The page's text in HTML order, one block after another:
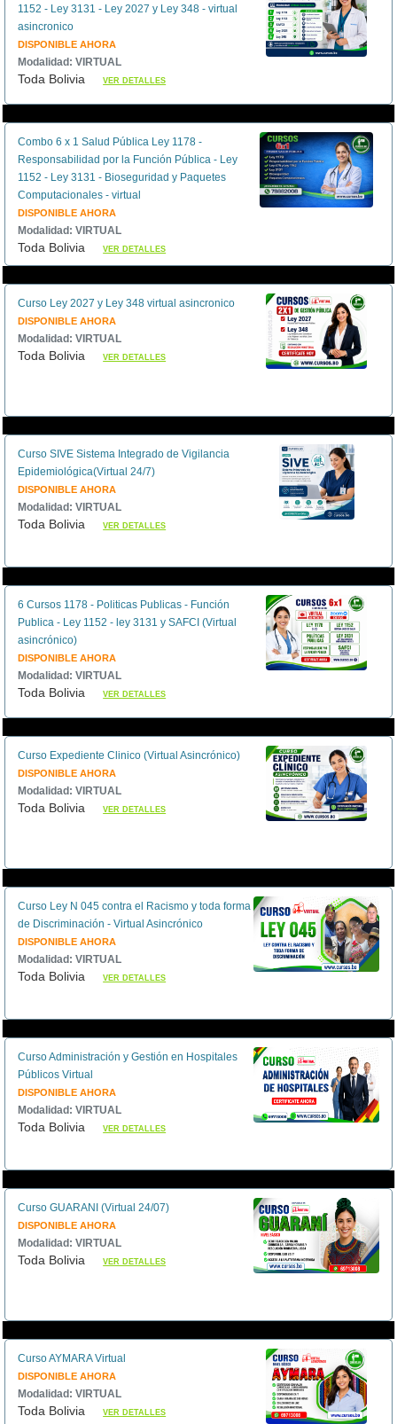
1152 - Ley 3131 - Ley 2027 y Ley 348 - virtual
asincronico
DISPONIBLE AHORA
Modalidad: VIRTUAL
Toda BoliviaVER DETALLES
Combo 6 x 1 Salud Pública Ley 1178 -
Responsabilidad por la Función Pública - Ley
1152 - Ley 3131 - Bioseguridad y Paquetes
Computacionales - virtual
DISPONIBLE AHORA
Modalidad: VIRTUAL
Toda BoliviaVER DETALLES
Curso Ley 2027 y Ley 348 virtual asincronico
DISPONIBLE AHORA
Modalidad: VIRTUAL
Toda BoliviaVER DETALLES
Curso SIVE Sistema Integrado de Vigilancia
Epidemiológica(Virtual 24/7)
DISPONIBLE AHORA
Modalidad: VIRTUAL
Toda BoliviaVER DETALLES
6 Cursos 1178 - Politicas Publicas - Función
Publica - Ley 1152 - ley 3131 y SAFCI (Virtual
asincrónico)
DISPONIBLE AHORA
Modalidad: VIRTUAL
Toda BoliviaVER DETALLES
Curso Expediente Clinico (Virtual Asincrónico)
DISPONIBLE AHORA
Modalidad: VIRTUAL
Toda BoliviaVER DETALLES
Curso Ley N 045 contra el Racismo y toda forma
de Discriminación - Virtual Asincrónico
DISPONIBLE AHORA
Modalidad: VIRTUAL
Toda BoliviaVER DETALLES
Curso Administración y Gestión en Hospitales
Públicos Virtual
DISPONIBLE AHORA
Modalidad: VIRTUAL
Toda BoliviaVER DETALLES
Curso GUARANI (Virtual 24/07)
DISPONIBLE AHORA
Modalidad: VIRTUAL
Toda BoliviaVER DETALLES
Curso AYMARA Virtual
DISPONIBLE AHORA
Modalidad: VIRTUAL
Toda BoliviaVER DETALLES